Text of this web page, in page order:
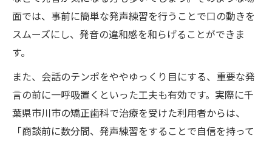
面では、事前に簡単な発声練習を行うことで口の動きを
スムーズにし、発音の違和感を和らげることができま
す。
また、会話のテンポをややゆっくり目にする、重要な発
言の前に一呼吸置くといった工夫も有効です。実際に千
葉県市川市の矯正歯科で治療を受けた利用者からは、
「商談前に数分間、発声練習をすることで自信を持って